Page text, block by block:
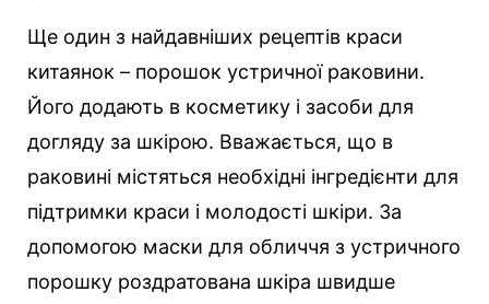
Ще один з найдавніших рецептів краси
китаянок – порошок устричної раковини.
Його додають в косметику і засоби для
догляду за шкірою. Вважається, що в
раковині містяться необхідні інгредієнти для
підтримки краси і молодості шкіри. За
допомогою маски для обличчя з устричного
порошку роздратована шкіра швидше